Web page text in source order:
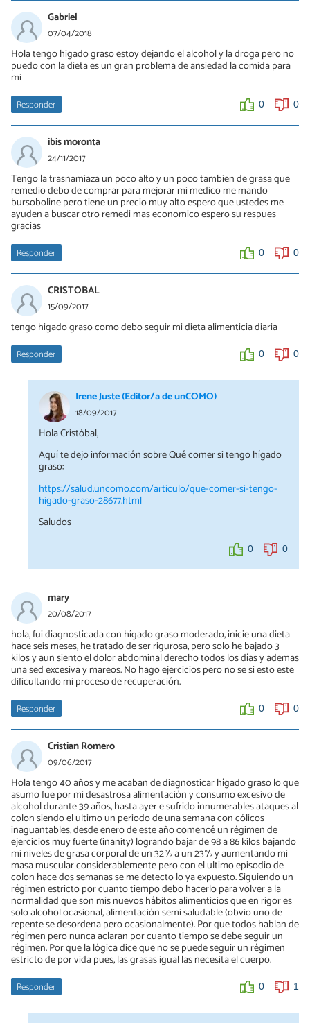
Gabriel
07/04/2018
Hola tengo higado graso estoy dejando el alcohol y la droga pero no
puedo con la dieta es un gran problema de ansiedad la comida para
mi
Responder 0 0
ibis moronta
24/11/2017
Tengo la trasnamiaza un poco alto y un poco tambien de grasa que
remedio debo de comprar para mejorar mi medico me mando
bursoboline pero tiene un precio muy alto espero que ustedes me
ayuden a buscar otro remedi mas economico espero su respues
gracias
Responder 0 0
CRISTOBAL
15/09/2017
tengo higado graso como debo seguir mi dieta alimenticia diaria
Responder 0 0
Irene Juste (Editor/a de unCOMO)
18/09/2017
Hola Cristóbal,
Aquí te dejo información sobre Qué comer si tengo hígado
graso:
https://salud.uncomo.com/articulo/que-comer-si-tengo-
higado-graso-28677.html
Saludos
0 0
mary
20/08/2017
hola, fui diagnosticada con hígado graso moderado, inicie una dieta
hace seis meses, he tratado de ser rigurosa, pero solo he bajado 3
kilos y aun siento el dolor abdominal derecho todos los días y ademas
una sed excesiva y mareos. No hago ejercicios pero no se si esto este
dificultando mi proceso de recuperación.
Responder 0 0
Cristian Romero
09/06/2017
Hola tengo 40 años y me acaban de diagnosticar hígado graso lo que
asumo fue por mi desastrosa alimentación y consumo excesivo de
alcohol durante 39 años, hasta ayer e sufrido innumerables ataques al
colon siendo el ultimo un periodo de una semana con cólicos
inaguantables, desde enero de este año comencé un régimen de
ejercicios muy fuerte (inanity) logrando bajar de 98 a 86 kilos bajando
mi niveles de grasa corporal de un 32% a un 23% y aumentando mi
masa muscular considerablemente pero con el ultimo episodio de
colon hace dos semanas se me detecto lo ya expuesto. Siguiendo un
régimen estricto por cuanto tiempo debo hacerlo para volver a la
normalidad que son mis nuevos hábitos alimenticios que en rigor es
solo alcohol ocasional, alimentación semi saludable (obvio uno de
repente se desordena pero ocasionalmente). Por que todos hablan de
régimen pero nunca aclaran por cuanto tiempo se debe seguir un
régimen. Por que la lógica dice que no se puede seguir un régimen
estricto de por vida pues, las grasas igual las necesita el cuerpo.
Responder 0 1